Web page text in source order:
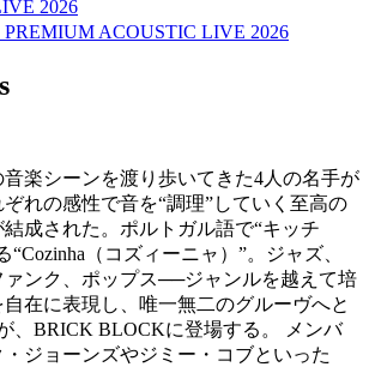
楽シーンを渡り歩いてきた4人の名手が
れの感性で音を“調理”していく至高の
成された。ポルトガル語で“キッチ
“Cozinha（コズィーニャ）”。ジャズ、
ァンク、ポップス──ジャンルを越えて培
在に表現し、唯一無二のグルーヴへと
、BRICK BLOCKに登場する。 メンバ
ジョーンズやジミー・コブといった